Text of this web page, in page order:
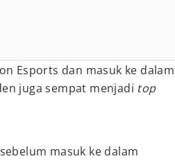
Esports dan masuk ke dalam
juga sempat menjadi top
masuk ke dalam